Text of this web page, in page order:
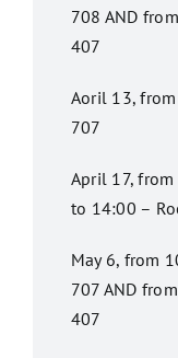
708 AND
407
Aoril 13,
707
April 17,
to 14:00 –
May 6, from
707 AND
407